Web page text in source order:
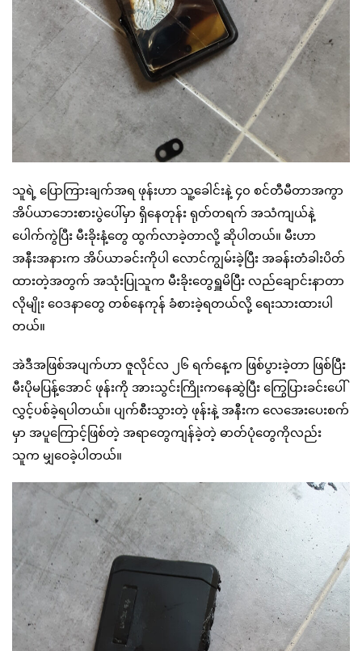
သူရဲ့ ပြောကြားချက်အရ ဖုန်းဟာ သူ့ခေါင်းနဲ့ ၄၀ စင်တီမီတာအကွာ
အိပ်ယာဘေးစားပွဲပေါ်မှာ ရှိနေတုန်း ရုတ်တရက် အသံကျယ်နဲ့
ပေါက်ကွဲပြီး မီးခိုးနံ့တွေ ထွက်လာခဲ့တာလို့ ဆိုပါတယ်။ မီးဟာ
အနီးအနားက အိပ်ယာခင်းကိုပါ လောင်ကျွမ်းခဲ့ပြီး အခန်းတံခါးပိတ်
ထားတဲ့အတွက် အသုံးပြုသူက မီးခိုးတွေရှူမိပြီး လည်ချောင်းနာတာ
လိုမျိုး ဝေဒနာတွေ တစ်နေကုန် ခံစားခဲ့ရတယ်လို့ ရေးသားထားပါ
တယ်။
အဲဒီအဖြစ်အပျက်ဟာ ဇူလိုင်လ ၂၆ ရက်နေ့က ဖြစ်ပွားခဲ့တာ ဖြစ်ပြီး
မီးပိုမပြန့်အောင် ဖုန်းကို အားသွင်းကြိုးကနေဆွဲပြီး ကြွေပြားခင်းပေါ်
လွှင့်ပစ်ခဲ့ရပါတယ်။ ပျက်စီးသွားတဲ့ ဖုန်းနဲ့ အနီးက လေအေးပေးစက်
မှာ အပူကြောင့်ဖြစ်တဲ့ အရာတွေကျန်ခဲ့တဲ့ ဓာတ်ပုံတွေကိုလည်း
သူက မျှဝေခဲ့ပါတယ်။